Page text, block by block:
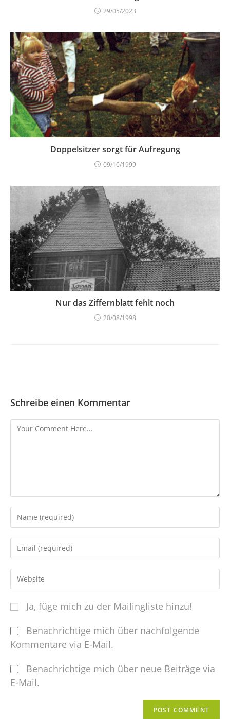
29/05/2023
Doppelsitzer sorgt für Aufregung
09/10/1999
Nur das Ziffernblatt fehlt noch
20/08/1998
Schreibe einen Kommentar
Ja, füge mich zu der Mailingliste hinzu!
Benachrichtige mich über nachfolgende
Kommentare via E-Mail.
Benachrichtige mich über neue Beiträge via
E-Mail.